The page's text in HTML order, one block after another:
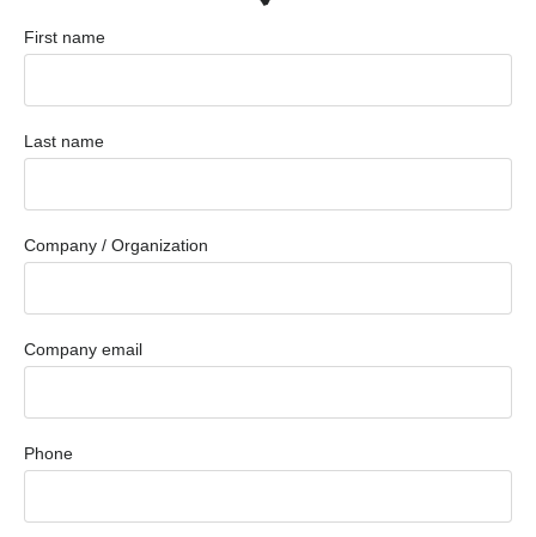
First name
Last name
Company / Organization
Company email
Phone